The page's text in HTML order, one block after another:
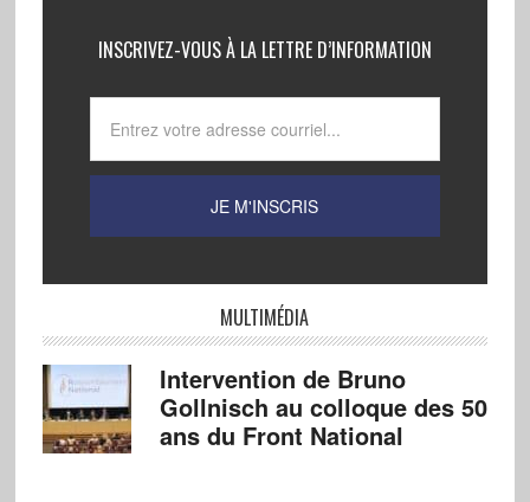
INSCRIVEZ-VOUS À LA LETTRE D’INFORMATION
MULTIMÉDIA
Intervention de Bruno
Gollnisch au colloque des 50
ans du Front National